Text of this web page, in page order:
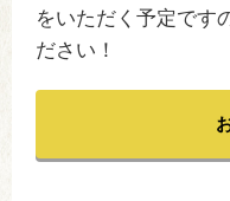
をいただく予定です
ださい！